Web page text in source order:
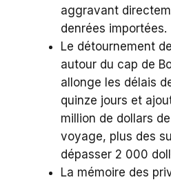
aggravant
denrées importées.
Le détournement
autour du cap de
allonge les délais
quinze jours et
million de dollars
voyage, plus des
dépasser 2 000
La mémoire des